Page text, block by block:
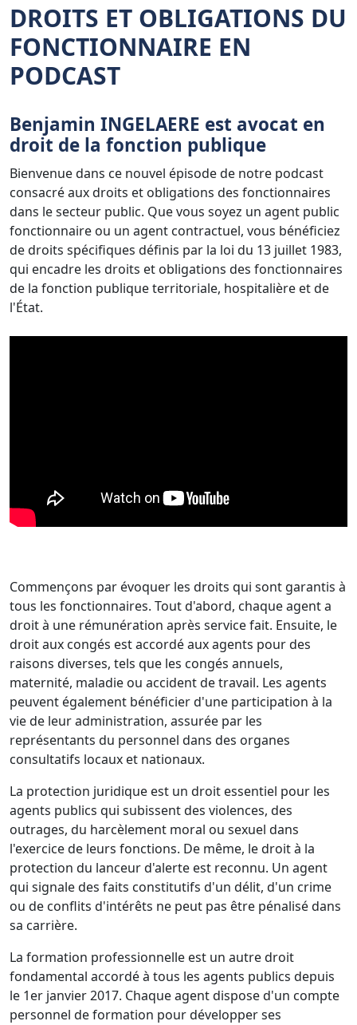
DROITS ET OBLIGATIONS DU
FONCTIONNAIRE EN
PODCAST
Benjamin INGELAERE est avocat en
droit de la fonction publique
Bienvenue dans ce nouvel épisode de notre podcast
consacré aux droits et obligations des fonctionnaires
dans le secteur public. Que vous soyez un agent public
fonctionnaire ou un agent contractuel, vous bénéficiez
de droits spécifiques définis par la loi du 13 juillet 1983,
qui encadre les droits et obligations des fonctionnaires
de la fonction publique territoriale, hospitalière et de
l'État.
Commençons par évoquer les droits qui sont garantis à
tous les fonctionnaires. Tout d'abord, chaque agent a
droit à une rémunération après service fait. Ensuite, le
droit aux congés est accordé aux agents pour des
raisons diverses, tels que les congés annuels,
maternité, maladie ou accident de travail. Les agents
peuvent également bénéficier d'une participation à la
vie de leur administration, assurée par les
représentants du personnel dans des organes
consultatifs locaux et nationaux.
La protection juridique est un droit essentiel pour les
agents publics qui subissent des violences, des
outrages, du harcèlement moral ou sexuel dans
l'exercice de leurs fonctions. De même, le droit à la
protection du lanceur d'alerte est reconnu. Un agent
qui signale des faits constitutifs d'un délit, d'un crime
ou de conflits d'intérêts ne peut pas être pénalisé dans
sa carrière.
La formation professionnelle est un autre droit
fondamental accordé à tous les agents publics depuis
le 1er janvier 2017. Chaque agent dispose d'un compte
personnel de formation pour développer ses